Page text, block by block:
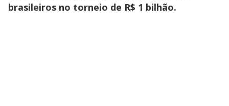
brasileiros no torneio de R$ 1 bilhão.